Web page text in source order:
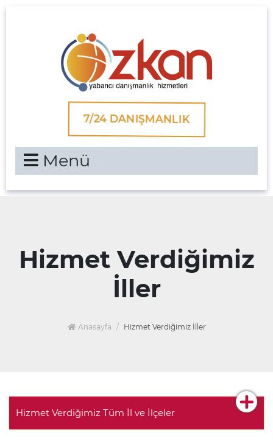
Menü
7/24 DANIŞMANLIK
Hizmet Verdiğimiz
İller
Anasayfa Hizmet Verdiğimiz İller
Hizmet Verdiğimiz Tüm İl ve İlçeler